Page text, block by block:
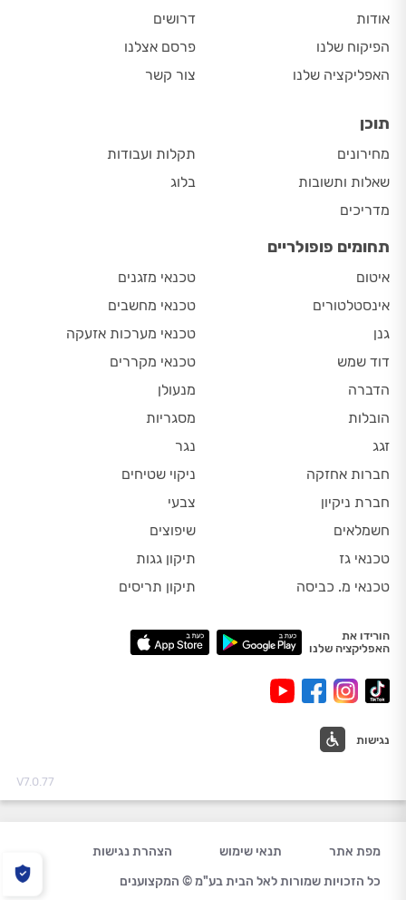
אודות
הפיקוח שלנו
האפליקציה שלנו
דרושים
פרסם אצלנו
צור קשר
תוכן
מחירונים
שאלות ותשובות
מדריכים
תקלות ועבודות
בלוג
תחומים פופולריים
איטום
אינסטלטורים
גנן
דוד שמש
הדברה
הובלות
זגג
חברות אחזקה
חברת ניקיון
חשמלאים
טכנאי גז
טכנאי מ. כביסה
טכנאי מזגנים
טכנאי מחשבים
טכנאי מערכות אזעקה
טכנאי מקררים
מנעולן
מסגריות
נגר
ניקוי שטיחים
צבעי
שיפוצים
תיקון גגות
תיקון תריסים
הורידו את
האפליקציה שלנו
נגישות
V7.0.77
מפת אתר תנאי שימוש
הצהרת נגישות
כל הזכויות שמורות לאל הבית בע"מ © המקצוענים